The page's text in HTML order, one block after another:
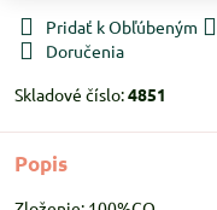
Pridať k Obľúbeným
Doručenia
Skladové číslo:4851
Popis